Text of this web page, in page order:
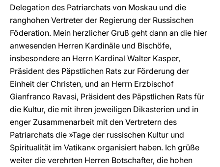
Delegation des Patriarchats von Moskau und die
ranghohen Vertreter der Regierung der Russischen
Föderation. Mein herzlicher Gruß geht dann an die hier
anwesenden Herren Kardinäle und Bischöfe,
insbesondere an Herrn Kardinal Walter Kasper,
Präsident des Päpstlichen Rats zur Förderung der
Einheit der Christen, und an Herrn Erzbischof
Gianfranco Ravasi, Präsident des Päpstlichen Rats für
die Kultur, die mit ihren jeweiligen Dikasterien und in
enger Zusammenarbeit mit den Vertretern des
Patriarchats die »Tage der russischen Kultur und
Spiritualität im Vatikan« organisiert haben. Ich grüße
weiter die verehrten Herren Botschafter, die hohen